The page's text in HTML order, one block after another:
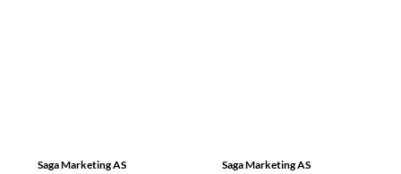
Saga Marketing AS Saga Marketing AS